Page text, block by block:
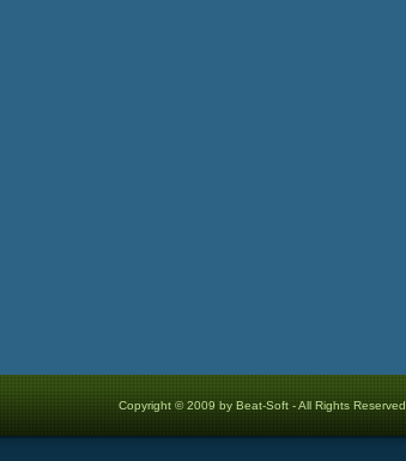
Copyright © 2009 by Beat-Soft - All Rights Reserved.